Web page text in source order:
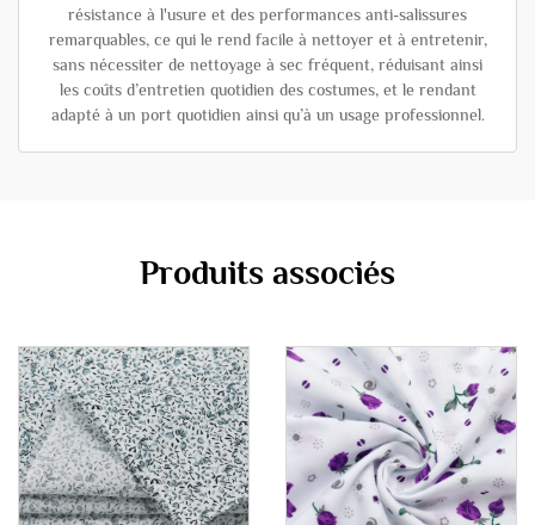
résistance à l'usure et des performances anti-salissures
remarquables, ce qui le rend facile à nettoyer et à entretenir,
sans nécessiter de nettoyage à sec fréquent, réduisant ainsi
les coûts d’entretien quotidien des costumes, et le rendant
adapté à un port quotidien ainsi qu’à un usage professionnel.
Produits associés